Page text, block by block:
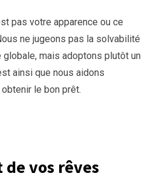
pas votre apparence ou ce
ne jugeons pas la solvabilité
mais adoptons plutôt un
ainsi que nous aidons
le bon prêt.
vos rêves